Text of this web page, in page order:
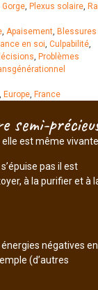
Gorge, Plexus solaire,
, Apaisement, Blessures
en soi, Culpabilité,
, Problèmes
, Europe, France
elle est même
pas il est
à la purifier et à
négatives
(d’autres